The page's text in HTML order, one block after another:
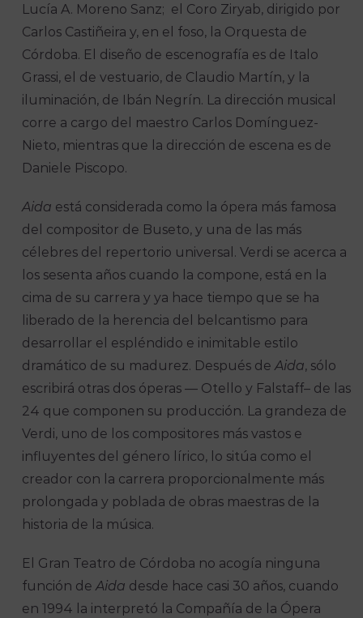
Lucía A. Moreno Sanz; el Coro Ziryab, dirigido por
Carlos Castiñeira y, en el foso, la Orquesta de
Córdoba. El diseño de escenografía es de Italo
Grassi, el de vestuario, de Claudio Martín, y la
iluminación, de Ibán Negrín. La dirección musical
corre a cargo del maestro Carlos Domínguez-
Nieto, mientras que la dirección de escena es de
Daniele Piscopo.
Aida está considerada como la ópera más famosa
del compositor de Buseto, y una de las más
célebres del repertorio universal. Verdi se acerca a
los sesenta años cuando la compone, está en la
cima de su carrera y ya hace tiempo que se ha
liberado de la herencia del belcantismo para
desarrollar el espléndido e inimitable estilo
dramático de su madurez. Después deAida, sólo
escribirá otras dos óperas — Otello y Falstaff– de las
24 que componen su producción. La grandeza de
Verdi, uno de los compositores más vastos e
influyentes del género lírico, lo sitúa como el
creador con la carrera proporcionalmente más
prolongada y poblada de obras maestras de la
historia de la música.
El Gran Teatro de Córdoba no acogía ninguna
función deAida desde hace casi 30 años, cuando
en 1994 la interpretó la Compañía de la Ópera